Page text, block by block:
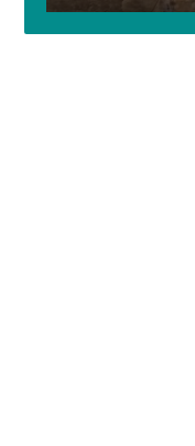
due)